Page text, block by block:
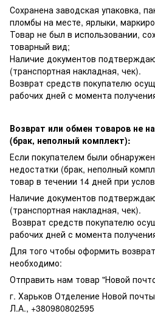
Сохранена заводская упаковка,
пломбы на месте, ярлыки,
Товар не был в использовании,
товарный вид;
Наличие документов
(транспортная накладная, чек).
Возврат средств покупателю
рабочих дней с момента
Возврат или обмен товаров не
(брак, неполный комплект):
Если покупателем были
недостатки (брак, неполный
товар в течении 14 дней при
Наличие документов
(транспортная накладная, чек).
Возврат средств покупателю
рабочих дней с момента
Для того чтобы оформить
необходимо:
Отправить нам товар "Новой
г. Харьков Отделение Новой
Л.А., +380980802595